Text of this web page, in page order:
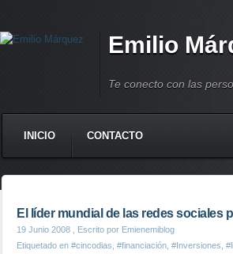
Emilio
Te conecto con las
INICIO CONTACTO
El líder mundial de las redes sociales
19 Junio 2008 , Escrito por Emienemiblog
Etiquetado en #cincodias #financiación #Inversiones